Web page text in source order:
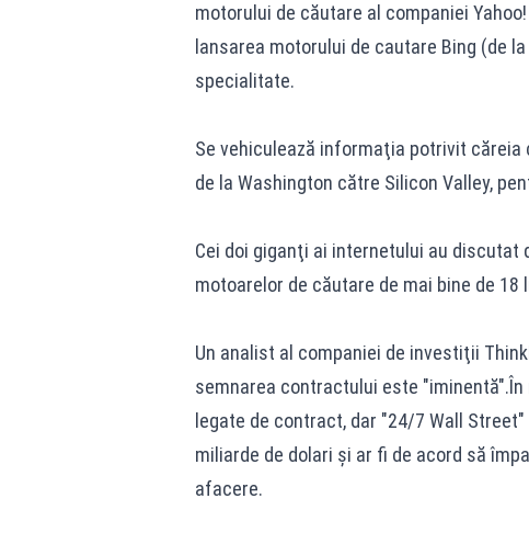
motorului de căutare al companiei
lansarea motorului de cautare Bing (de
specialitate.
Se vehiculează informaţia potrivit
de la Washington către Silicon Valley,
Cei doi giganţi ai internetului au discutat
motoarelor de căutare de mai bine de 18
Un analist al companiei de investiţii
semnarea contractului este
legate de contract, dar "24/7 Wall
miliarde de dolari şi ar fi de acord să
afacere.